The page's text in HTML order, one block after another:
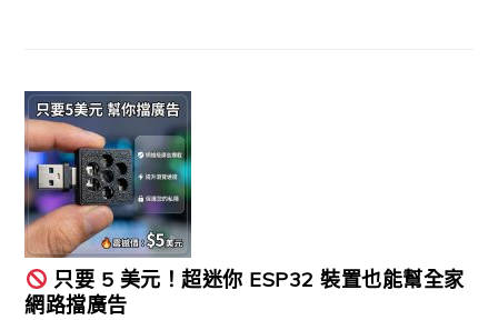
只要 5 美元！超迷你 ESP32 裝置也能幫全家
網路擋廣告